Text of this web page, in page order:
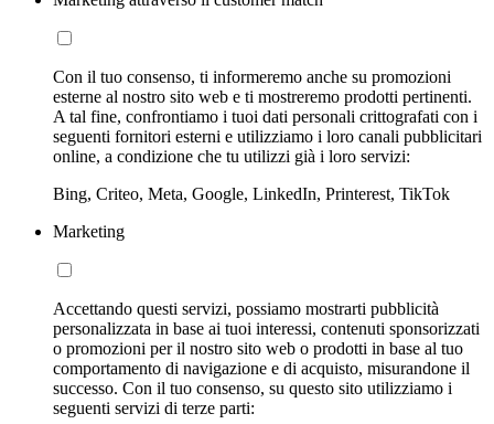
Con il tuo consenso, ti informeremo anche su promozioni
esterne al nostro sito web e ti mostreremo prodotti pertinenti.
A tal fine, confrontiamo i tuoi dati personali crittografati con i
seguenti fornitori esterni e utilizziamo i loro canali pubblicitari
online, a condizione che tu utilizzi già i loro servizi:
Bing, Criteo, Meta, Google, LinkedIn, Printerest, TikTok
Marketing
Accettando questi servizi, possiamo mostrarti pubblicità
personalizzata in base ai tuoi interessi, contenuti sponsorizzati
o promozioni per il nostro sito web o prodotti in base al tuo
comportamento di navigazione e di acquisto, misurandone il
successo. Con il tuo consenso, su questo sito utilizziamo i
seguenti servizi di terze parti: